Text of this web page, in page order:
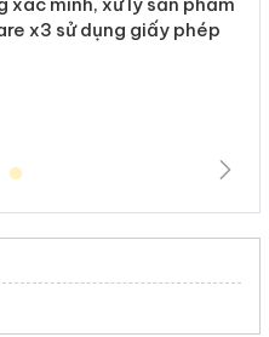
xác minh, xử lý sản phẩm
x3 sử dụng giấy phép